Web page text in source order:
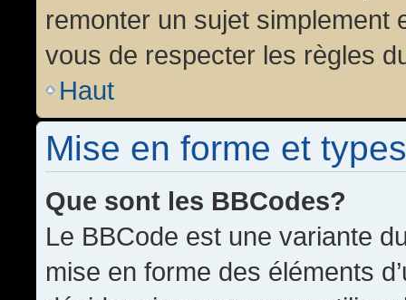
remonter un sujet simplement
vous de respecter les règles
Haut
Mise en forme et
Que sont les BBCodes?
Le BBCode est une variante
mise en forme des éléments